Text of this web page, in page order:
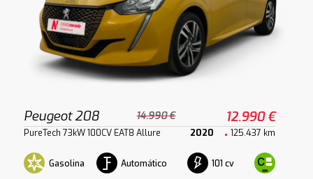
Peugeot 208 14.990 € 12.990 €
PureTech 73kW 100CV EAT8 Allure 2020 125.437 km
Gasolina Automático 101 cv